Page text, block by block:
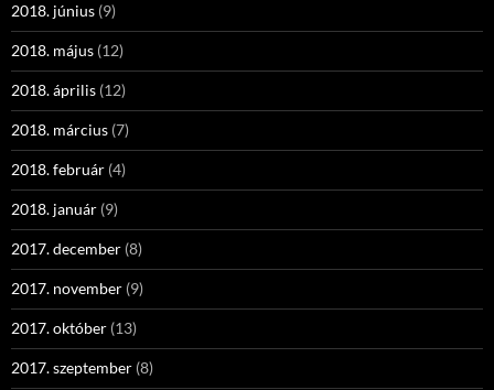
2018. június (9)
2018. május (12)
2018. április (12)
2018. március (7)
2018. február (4)
2018. január (9)
2017. december (8)
2017. november (9)
2017. október (13)
2017. szeptember (8)